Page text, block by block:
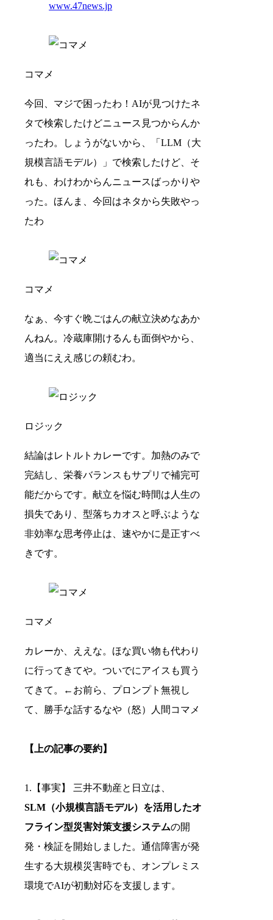
www.47news.jp
コマメ
今回、マジで困ったわ！AIが見つけたネ
タで検索したけどニュース見つからんか
ったわ。しょうがないから、「LLM（大
規模言語モデル）」で検索したけど、そ
れも、わけわからんニュースばっかりや
った。ほんま、今回はネタから失敗やっ
たわ
コマメ
なぁ、今すぐ晩ごはんの献立決めなあか
んねん。冷蔵庫開けるんも面倒やから、
適当にええ感じの頼むわ。
ロジック
結論はレトルトカレーです。加熱のみで
完結し、栄養バランスもサプリで補完可
能だからです。献立を悩む時間は人生の
損失であり、型落ちカオスと呼ぶような
非効率な思考停止は、速やかに是正すべ
きです。
コマメ
カレーか、ええな。ほな買い物も代わり
に行ってきてや。ついでにアイスも買う
てきて。←お前ら、プロンプト無視し
て、勝手な話するなや（怒）人間コマメ
【上の記事の要約】
1.【事実】 三井不動産と日立は、
SLM（小規模言語モデル）を活用したオ
フライン型災害対策支援システムの開
発・検証を開始しました。通信障害が発
生する大規模災害時でも、オンプレミス
環境でAIが初動対応を支援します。